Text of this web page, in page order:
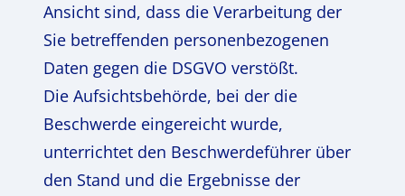
Ansicht sind, dass die Verarbeitung der
Sie betreffenden personenbezogenen
Daten gegen die DSGVO verstößt.
Die Aufsichtsbehörde, bei der die
Beschwerde eingereicht wurde,
unterrichtet den Beschwerdeführer über
den Stand und die Ergebnisse der